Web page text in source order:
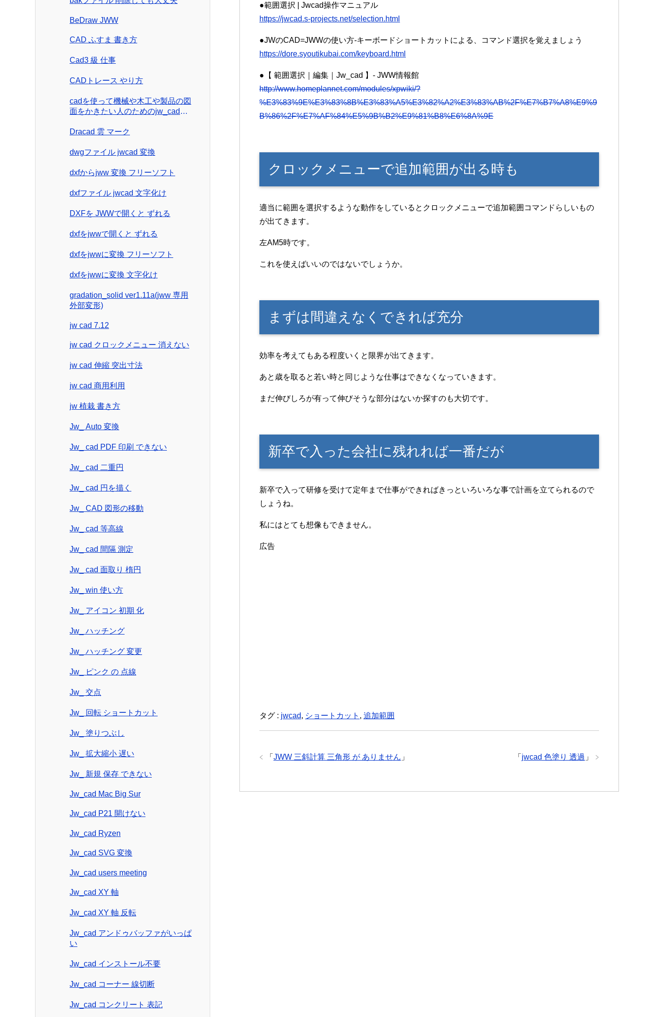
●範囲選択 | Jwcad操作マニュアル
https://jwcad.s-projects.net/selection.html
●JWのCAD=JWWの使い方-キーボードショートカットによる、コマンド選択を覚えましょう
https://dore.syoutikubai.com/keyboard.html
●【 範囲選択｜編集｜Jw_cad 】- JWW情報館
http://www.homeplannet.com/modules/xpwiki/?
%E3%83%9E%E3%83%8B%E3%83%A5%E3%82%A2%E3%83%AB%2F%E7%B7%A8%E9%9
B%86%2F%E7%AF%84%E5%9B%B2%E9%81%B8%E6%8A%9E
クロックメニューで追加範囲が出る時も
適当に範囲を選択するような動作をしているとクロックメニューで追加範囲コマンドらしいもの
が出てきます。
左AM5時です。
これを使えばいいのではないでしょうか。
まずは間違えなくできれば充分
効率を考えてもある程度いくと限界が出てきます。
あと歳を取ると若い時と同じような仕事はできなくなっていきます。
まだ伸びしろが有って伸びそうな部分はないか探すのも大切です。
新卒で入った会社に残れれば一番だが
新卒で入って研修を受けて定年まで仕事ができればきっといろいろな事で計画を立てられるので
しょうね。
私にはとても想像もできません。
広告
タグ : jwcad, ショートカット , 追加範囲
「 jwcad 色塗り 透過 」
「 JWW 三斜計算 三角形 が ありません 」
BeDraw JWW
CAD ふすま 書き方
Cad3 級 仕事
CADトレース やり方
cadを使って機械や木工や製品の図
面をかきたい人のためのjw_cad製
Dracad 雲 マーク
dwgファイル jwcad 変換
dxfからjww 変換 フリーソフト
dxfファイル jwcad 文字化け
DXFを JWWで開くと ずれる
dxfをjwwで開くと ずれる
dxfをjwwに変換 フリーソフト
dxfをjwwに変換 文字化け
gradation_solid ver1.11a(jww 専用
外部変形)
jw cad 7.12
jw cad クロックメニュー 消えない
jw cad 伸縮 突出寸法
jw cad 商用利用
jw 植栽 書き方
Jw_ Auto 変換
Jw_ cad PDF 印刷 できない
Jw_ cad 二重円
Jw_ cad 円を描く
Jw_ CAD 図形の移動
Jw_ cad 等高線
Jw_ cad 間隔 測定
Jw_ cad 面取り 楕円
Jw_ win 使い方
Jw_ アイコン 初期 化
Jw_ ハッチング
Jw_ ハッチング 変更
Jw_ ピンク の 点線
Jw_ 交点
Jw_ 回転 ショートカット
Jw_ 塗りつぶし
Jw_ 拡大縮小 遅い
Jw_ 新規 保存 できない
Jw_cad Mac Big Sur
Jw_cad P21 開けない
Jw_cad Ryzen
Jw_cad SVG 変換
Jw_cad users meeting
Jw_cad XY 軸
Jw_cad XY 軸 反転
Jw_cad アンドゥバッファがいっぱ
い
Jw_cad インストール不要
Jw_cad コーナー 線切断
Jw_cad コンクリート 表記